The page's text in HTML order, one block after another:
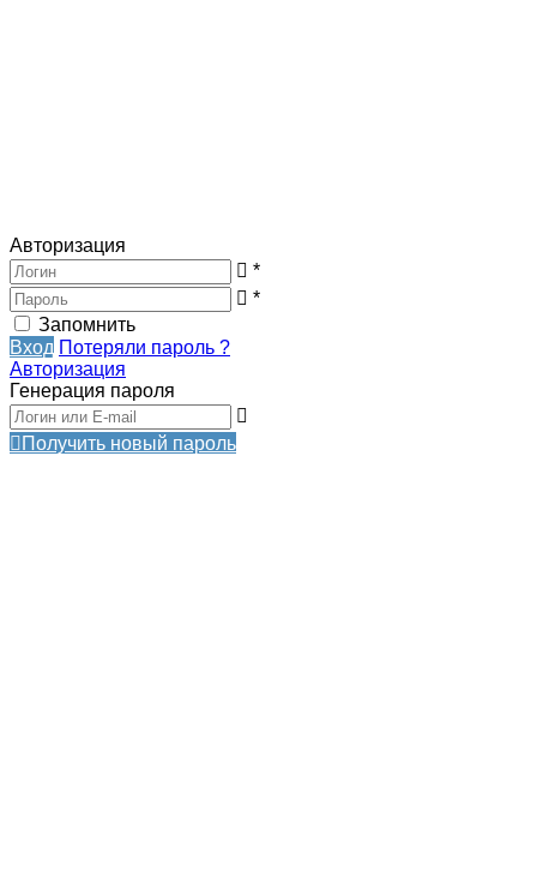
Авторизация
*
*
Запомнить
Вход Потеряли пароль ?
Авторизация
Генерация пароля
Получить новый пароль